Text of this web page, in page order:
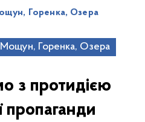
Горенка, Озера
Горенка, Озера
з протидією
пропаганди